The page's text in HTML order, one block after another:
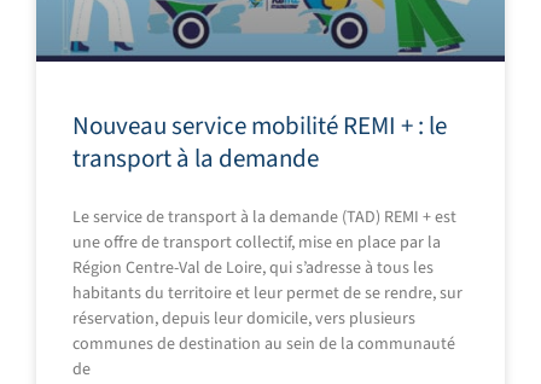
Nouveau service mobilité REMI + : le
transport à la demande
Le service de transport à la demande (TAD) REMI + est
une offre de transport collectif, mise en place par la
Région Centre-Val de Loire, qui s’adresse à tous les
habitants du territoire et leur permet de se rendre, sur
réservation, depuis leur domicile, vers plusieurs
communes de destination au sein de la communauté
de